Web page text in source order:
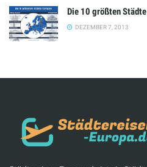
Die 10 größten
DEZEMBER 7, 2013